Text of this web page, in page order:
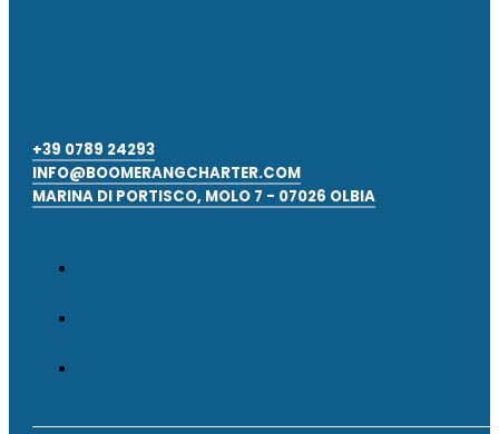
+39 0789 24293
INFO@BOOMERANGCHARTER.COM
MARINA DI PORTISCO, MOLO 7 - 07026 OLBIA